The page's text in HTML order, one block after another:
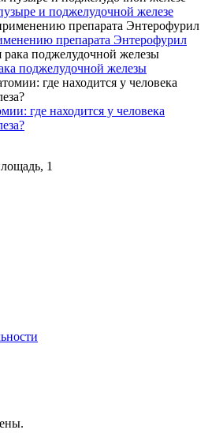
и поджелудочной железе
препарата Энтерофурил
поджелудочной железы
где находится у человека
1